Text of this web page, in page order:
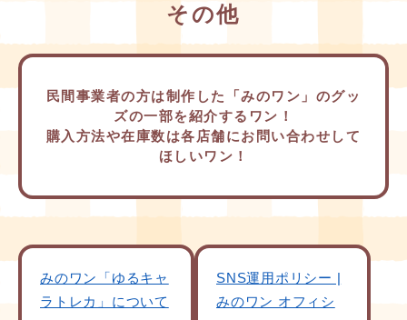
その他
民間事業者の方は制作した「みのワン」のグッ
ズの一部を紹介するワン！
購入方法や在庫数は各店舗にお問い合わせして
ほしいワン！
みのワン「ゆるキャ
ラトレカ」について
SNS運用ポリシー |
みのワン オフィシ